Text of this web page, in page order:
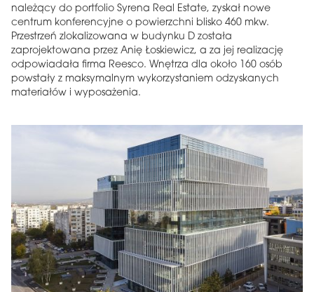
należący do portfolio Syrena Real Estate, zyskał nowe
centrum konferencyjne o powierzchni blisko 460 mkw.
Przestrzeń zlokalizowana w budynku D została
zaprojektowana przez Anię Łoskiewicz, a za jej realizację
odpowiadała firma Reesco. Wnętrza dla około 160 osób
powstały z maksymalnym wykorzystaniem odzyskanych
materiałów i wyposażenia.